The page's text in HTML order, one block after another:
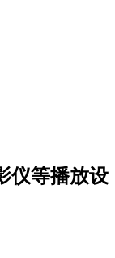
仪等播放设